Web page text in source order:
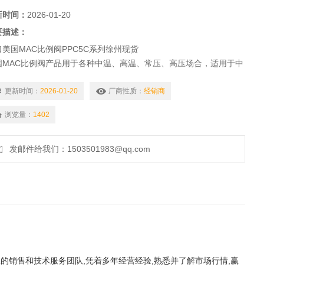
间： 2026-01-20
述：
美国MAC比例阀PPC5C系列徐州现货
MAC比例阀产品用于各种中温、高温、常压、高压场合，适用于中
广泛应用于窑炉设备、干燥设备、石油化工、生物制药、暖通空
动化控制工程、项目改造及设备配套的*产品。
更新时间： 2026-01-20 厂商性质： 经销商
浏览量： 1402
发邮件给我们：1503501983@qq.com
销售和技术服务团队,凭着多年经营经验,熟悉并了解市场行情,赢